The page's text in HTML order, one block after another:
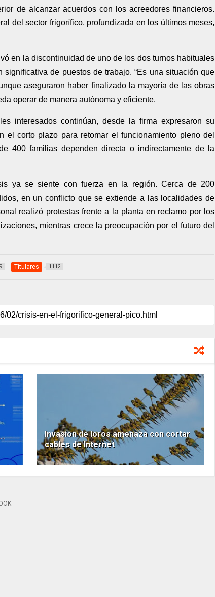
de alcanzar acuerdos con los acreedores financieros.
del sector frigorífico, profundizada en los últimos meses,
en la discontinuidad de uno de los dos turnos habituales
de puestos de trabajo. “Es una situación que
aseguraron haber finalizado la mayoría de las obras
operar de manera autónoma y eficiente.
interesados continúan, desde la firma expresaron su
el corto plazo para retomar el funcionamiento pleno del
400 familias dependen directa o indirectamente de la
ya se siente con fuerza en la región. Cerca de 200
en un conflicto que se extiende a las localidades de
realizó protestas frente a la planta en reclamo por los
mientras crece la preocupación por el futuro del
Titulares 1112
Invasion de loros amenaza con cortar
cables de Internet